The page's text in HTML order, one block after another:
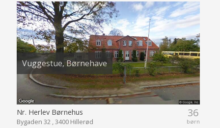
Vuggestue, Børnehave
36
børn
Nr. Herlev Børnehus
Bygaden 32 , 3400 Hillerød